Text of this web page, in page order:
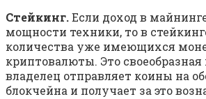
Стейкинг.Если доход в
мощности техники, то в
количества уже имеющихся
криптовалюты. Это
владелец отправляет коины на
блокчейна и получает за это